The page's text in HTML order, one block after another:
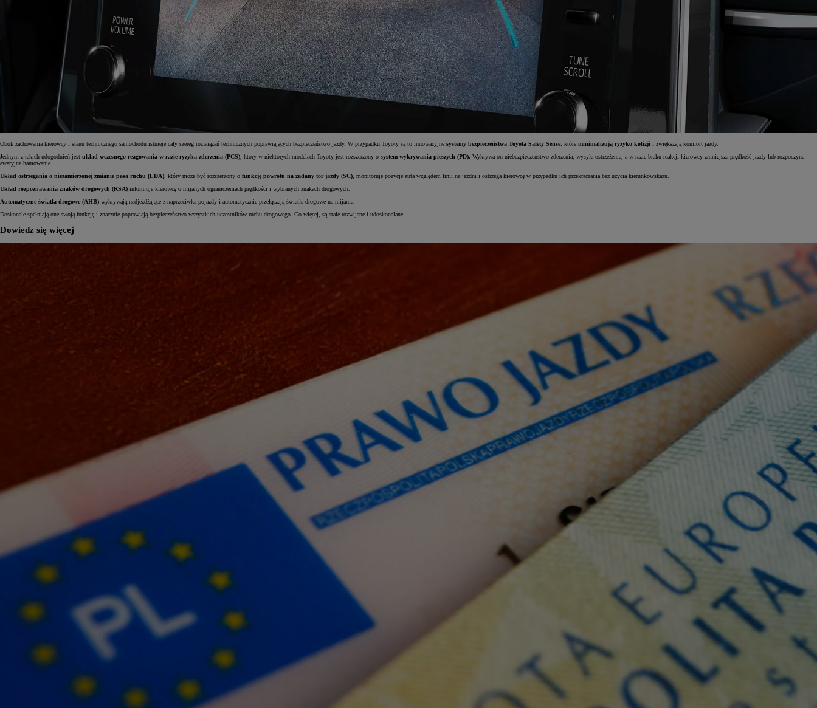
Od
Obok zachowania kierowcy i stanu technicznego samochodu istnieje cały szereg rozwiązań technicznych poprawiających bezpieczeństwo jazdy. W przypadku Toyoty są to innowacyjne systemy bezpieczeństwa Toyota Safety Sense, które minimalizują ryzyko kolizji i zwiększają komfort jazdy.
Jednym z takich udogodnień jest układ wczesnego reagowania w razie ryzyka zderzenia (PCS) , który w niektórych modelach Toyoty jest rozszerzony o system wykrywania pieszych (PD). Wykrywa on niebezpieczeństwo zderzenia, wysyła ostrzeżenia, a w razie braku reakcji kierowcy zmniejsza prędkość jazdy lub rozpoczyna
awaryjne hamowanie.
Układ ostrzegania o niezamierzonej zmianie pasa ruchu (LDA) , który może być rozszerzony o funkcję powrotu na zadany tor jazdy (SC) , monitoruje pozycję auta względem linii na jezdni i ostrzega kierowcę w przypadku ich przekraczania bez użycia kierunkowskazu.
Układ rozpoznawania znaków drogowych (RSA) informuje kierowcę o mijanych ograniczeniach prędkości i wybranych znakach drogowych.
Automatyczne światła drogowe (AHB) wykrywają nadjeżdżające z naprzeciwka pojazdy i automatycznie przełączają światła drogowe na mijania.
Doskonale spełniają one swoją funkcję i znacznie poprawiają bezpieczeństwo wszystkich uczestników ruchu drogowego. Co więcej, są stale rozwijane i udoskonalane.
Dowiedz się więcej